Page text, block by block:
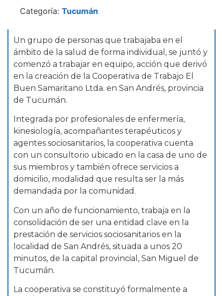
Categoría: Tucumán
Un grupo de personas que trabajaba en el
ámbito de la salud de forma individual, se juntó y
comenzó a trabajar en equipo, acción que derivó
en la creación de la Cooperativa de Trabajo El
Buen Samaritano Ltda. en San Andrés, provincia
de Tucumán.
Integrada por profesionales de enfermería,
kinesiología, acompañantes terapéuticos y
agentes sociosanitarios, la cooperativa cuenta
con un consultorio ubicado en la casa de uno de
sus miembros y también ofrece servicios a
domicilio, modalidad que resulta ser la más
demandada por la comunidad.
Con un año de funcionamiento, trabaja en la
consolidación de ser una entidad clave en la
prestación de servicios sociosanitarios en la
localidad de San Andrés, situada a unos 20
minutos, de la capital provincial, San Miguel de
Tucumán.
La cooperativa se constituyó formalmente a